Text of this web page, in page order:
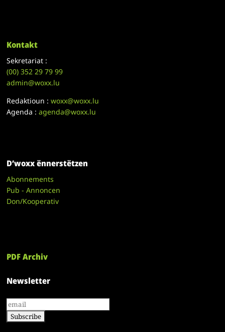
Kontakt
Sekretariat :
(00)352 29 79 99
admin@woxx.lu
Redaktioun :woxx@woxx.lu
Agenda :agenda@woxx.lu
D’woxx ënnerstëtzen
Abonnements
Pub - Annoncen
Don/Kooperativ
PDF Archiv
Newsletter